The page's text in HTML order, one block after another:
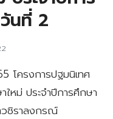
นที่ 2
โครงการปฐมนิเทศ
หม่ ประจำปีการศึกษา
ชิราลงกรณ์